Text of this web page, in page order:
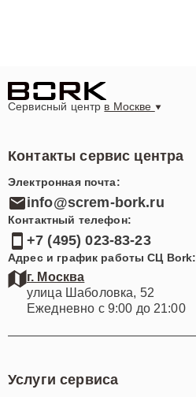
Сервисный центр в Москве
Контакты сервис центра
Электронная почта:
info@screm-bork.ru
Контактный телефон:
+7 (495) 023-83-23
Адрес и график работы СЦ Bork:
г. Москва
улица Шаболовка, 52
Ежедневно с 9:00 до 21:00
Услуги сервиса